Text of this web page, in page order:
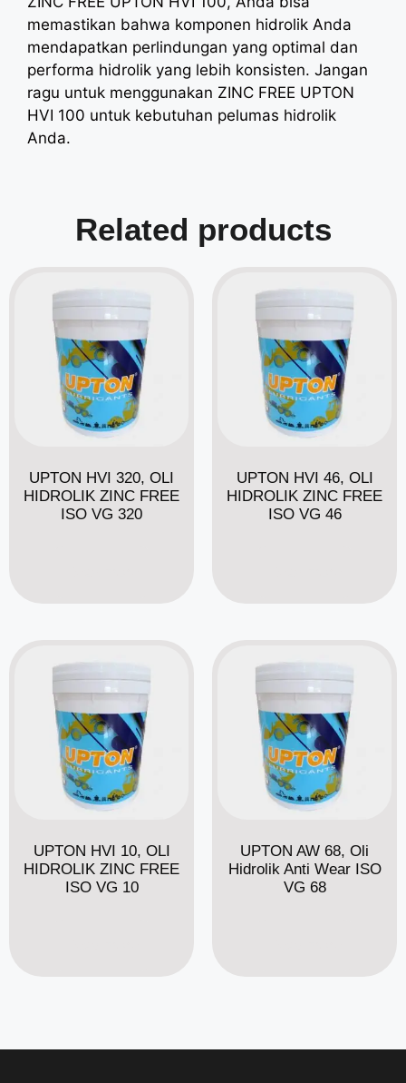
memastikan bahwa komponen hidrolik Anda
mendapatkan perlindungan yang optimal dan
performa hidrolik yang lebih konsisten. Jangan
ragu untuk menggunakan ZINC FREE UPTON
HVI 100 untuk kebutuhan pelumas hidrolik
Anda.
Related products
UPTON HVI 320, OLI
HIDROLIK ZINC FREE
ISO VG 320
UPTON HVI 46, OLI
HIDROLIK ZINC FREE
ISO VG 46
UPTON HVI 10, OLI
HIDROLIK ZINC FREE
ISO VG 10
UPTON AW 68, Oli
Hidrolik Anti Wear ISO
VG 68